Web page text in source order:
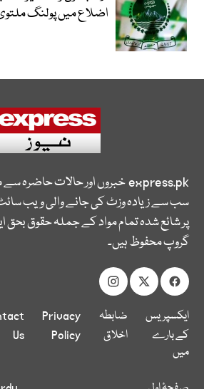
اضلاع میں پولنگ
express.pkخبروں اور حالات حاضرہ
سب سے زیادہ وزٹ کی جانے والی ویب
پر شائع شدہ تمام مواد کے جملہ حقوق بحق
گروپ محفوظ ہیں۔
ایکسپریس
کے بارے
میں
ضابطہ
اخلاق
Privacy
Policy
Us